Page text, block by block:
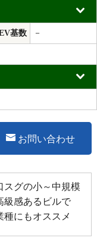
基数 －
お問い合わせ
スグの小～中規模
級感あるビルで
にもオススメ